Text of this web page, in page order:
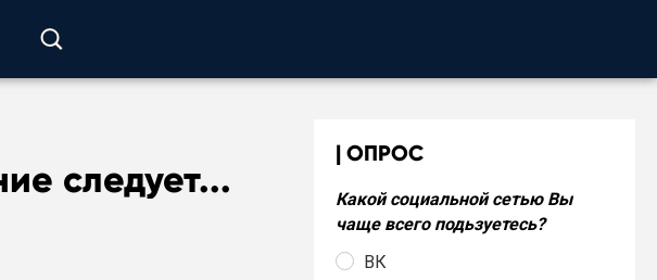
следует...
ОПРОС
Какой социальной сетью Вы
чаще всего подьзуетесь?
ВК